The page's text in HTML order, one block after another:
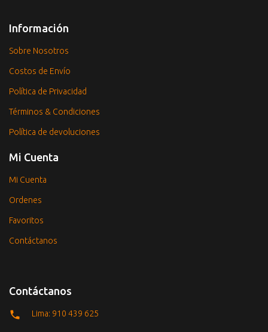
Información
Sobre Nosotros
Costos de Envío
Política de Privacidad
Términos & Condiciones
Política de devoluciones
Mi Cuenta
Mi Cuenta
Ordenes
Favoritos
Contáctanos
Contáctanos
Lima: 910 439 625